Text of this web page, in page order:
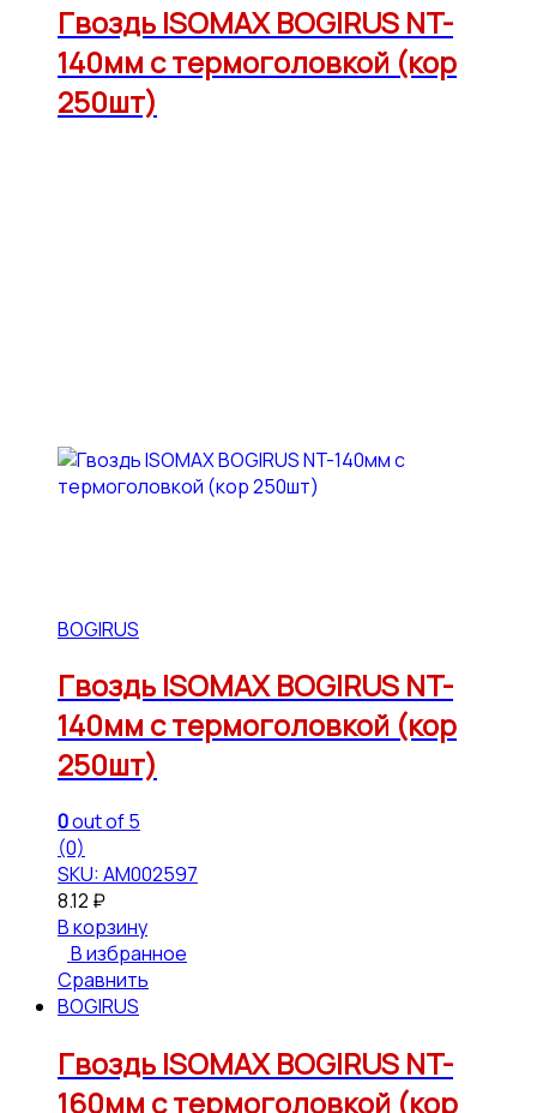
Гвоздь ISOMAX BOGIRUS NT-
140мм с термоголовкой (кор
250шт)
BOGIRUS
Гвоздь ISOMAX BOGIRUS NT-
140мм с термоголовкой (кор
250шт)
0out of 5
(0)
SKU: АМ002597
8.12 ₽
В корзину
В избранное
Сравнить
BOGIRUS
Гвоздь ISOMAX BOGIRUS NT-
160мм с термоголовкой (кор